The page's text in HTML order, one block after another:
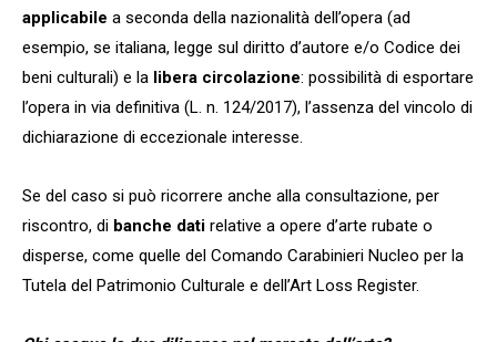
applicabile a seconda della nazionalità dell’opera (ad
esempio, se italiana, legge sul diritto d’autore e/o Codice dei
beni culturali) e la libera circolazione: possibilità di esportare
l’opera in via definitiva (L. n. 124/2017), l’assenza del vincolo di
dichiarazione di eccezionale interesse.
Se del caso si può ricorrere anche alla consultazione, per
riscontro, di banche dati relative a opere d’arte rubate o
disperse, come quelle del Comando Carabinieri Nucleo per la
Tutela del Patrimonio Culturale e dell’Art Loss Register.